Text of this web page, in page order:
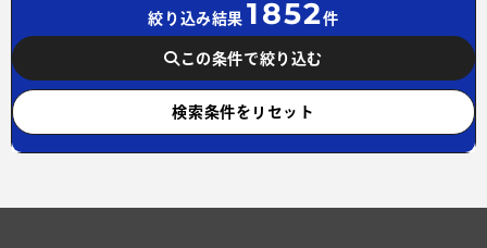
絞り込み結果 1852件
この条件で絞り込む
検索条件をリセット